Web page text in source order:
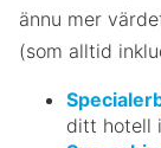
ännu mer
(som alltid
ditt hotell